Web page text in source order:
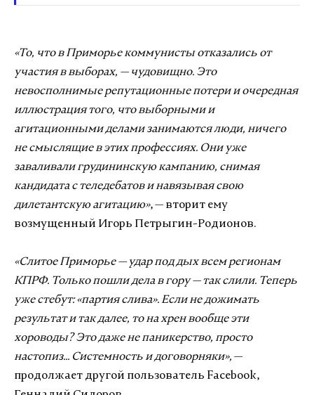
«То, что в Приморье коммунисты отказались от
участия в выборах, — чудовищно. Это
невосполнимые репутационные потери и очередная
иллюстрация того, что выборными и
агитационными делами занимаются люди, ничего
не смыслящие в этих профессиях. Они уже
заваливали грудининскую кампанию, снимая
кандидата с теледебатов и навязывая свою
дилетантскую агитацию», — вторит ему
возмущенный Игорь Петрыгин-Родионов.
«Слитое Приморье — удар под дых всем регионам
КПРФ. Только пошли дела в гору — так слили. Теперь
уже стебут: «партия слива». Если не дожимать
результат и так далее, то на хрен вообще эти
хороводы? Это даже не паникерство, просто
настопиз... Системность и договорняки», —
продолжает другой пользователь Facebook,